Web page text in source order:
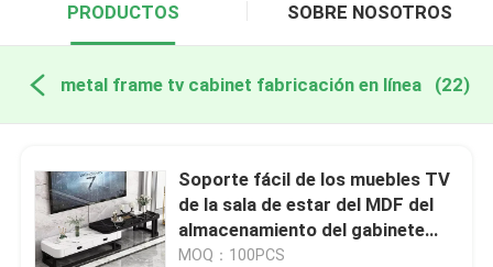
PRODUCTOS SOBRE NOSOTROS
metal frame tv cabinet fabricación en línea (22)
Soporte fácil de los muebles TV
de la sala de estar del MDF del
almacenamiento del gabinete
inodoro del marco metálico TV
MOQ：100PCS